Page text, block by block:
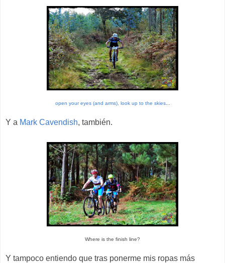
open your eyes (and arms), look up to the skies...
Y a Mark Cavendish, también.
Where is the finish line?
Y tampoco entiendo que tras ponerme mis ropas más